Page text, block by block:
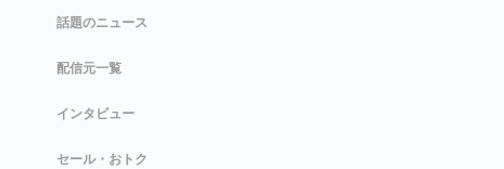
話題のニュース
配信元一覧
インタビュー
セール・おトク